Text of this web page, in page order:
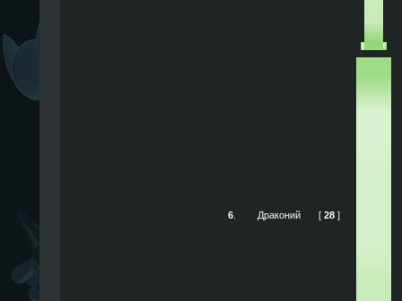
6 Драконий [ 28 ]